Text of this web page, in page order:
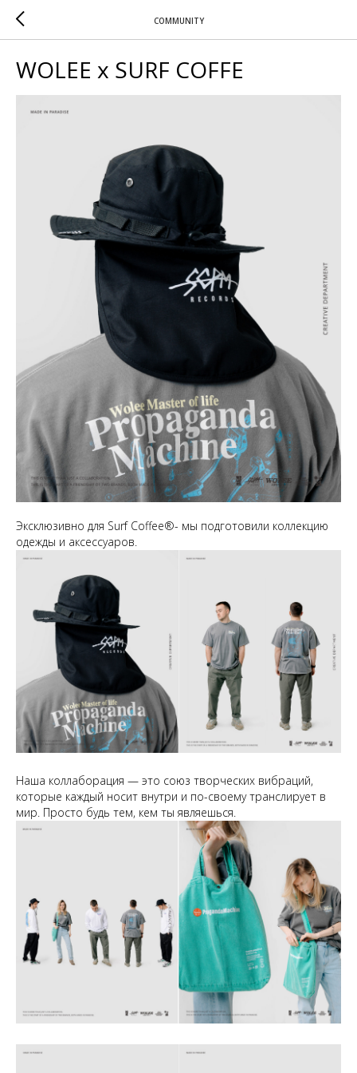
COMMUNITY
WOLEE x SURF COFFE
Эксклюзивно для Surf Coffee®- мы подготовили коллекцию
одежды и аксессуаров.
Наша коллаборация — это союз творческих вибраций,
которые каждый носит внутри и по-своему транслирует в
мир. Просто будь тем, кем ты являешься.